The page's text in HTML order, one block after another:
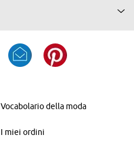
Vocabolario della moda
I miei ordini